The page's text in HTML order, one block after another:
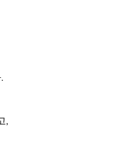
,